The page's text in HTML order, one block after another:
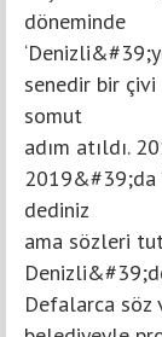
döneminde
senedir bir
somut
adım atıldı.
2019&#39;da
dediniz
ama sözleri
Defalarca söz